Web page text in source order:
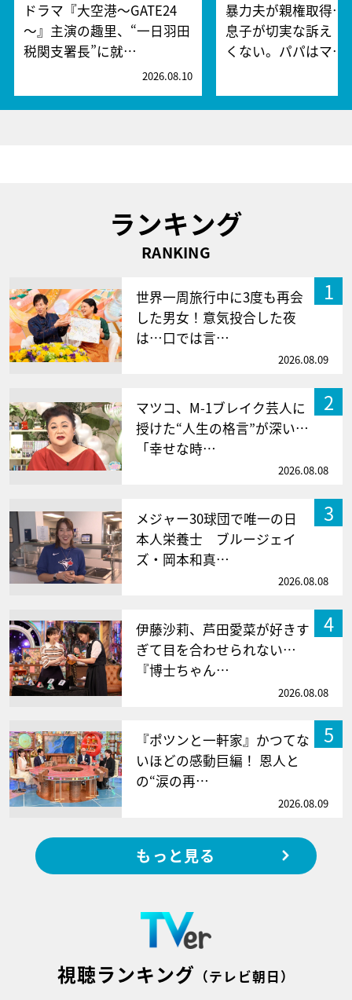
ドラマ『大空港～GATE24
～』主演の趣里、“一日羽田
税関支署長”に就…
2026.08.10
暴力夫が親権取得…
息子が切実な訴え「
くない。パパはマ…
ランキング
RANKING
1
世界一周旅行中に3度も再会
した男女！意気投合した夜
は…口では言…
2026.08.09
2
マツコ、M-1ブレイク芸人に
授けた“人生の格言”が深い…
「幸せな時…
2026.08.08
3
メジャー30球団で唯一の日
本人栄養士 ブルージェイ
ズ・岡本和真…
2026.08.08
4
伊藤沙莉、芦田愛菜が好きす
ぎて目を合わせられない…
『博士ちゃん…
2026.08.08
5
『ポツンと一軒家』かつてな
いほどの感動巨編！ 恩人と
の“涙の再…
2026.08.09
もっと見る
視聴ランキング （テレビ朝日）